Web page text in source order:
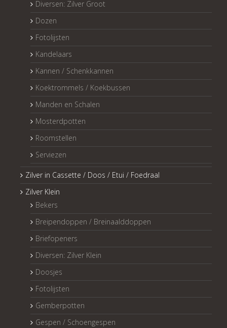
Diversen: Zilver Groot
Dozen
Fotolijsten
Kandelaars
Kannen / Schenkkannen
Koektrommels / Koekbussen
Manden en Schalen
Mosterdpotten
Roomstellen
Serviezen
Zilver in Cassette / Doos / Etui / Foedraal
Zilver Klein
Bekers
Breipendoppen / Breinaalddoppen
Briefopeners
Diversen: Zilver Klein
Doosjes
Fotolijsten
Gemberpotten
Gespen / Schoengespen